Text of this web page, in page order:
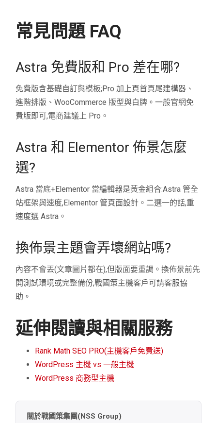
常見問題 FAQ
Astra 免費版和 Pro 差在哪?
免費版含基礎自訂與模板;Pro 加上頁首頁尾建構器、
進階排版、WooCommerce 版型與白牌。一般官網免
費版即可,電商建議上 Pro。
Astra 和 Elementor 佈景怎麼
選?
Astra 當底+Elementor 當編輯器是黃金組合:Astra 管全
站框架與速度,Elementor 管頁面設計。二選一的話,重
速度選 Astra。
換佈景主題會弄壞網站嗎?
內容不會丟(文章圖片都在),但版面要重調。換佈景前先
開測試環境或完整備份,戰國策主機客戶可請客服協
助。
延伸閱讀與相關服務
Rank Math SEO PRO(主機客戶免費送)
WordPress 主機 vs 一般主機
WordPress 商務型主機
關於戰國策集團(NSS Group)